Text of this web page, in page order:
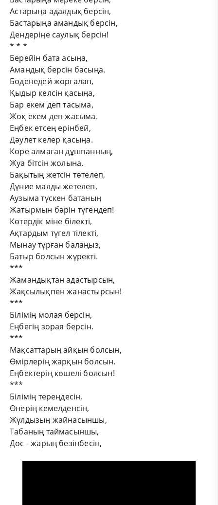
Астарыңа адалдық берсін,
Бастарыңа амандық берсін,
Дендеріңе саулық берсін!
* * *
Берейін бата асыңа,
Амандық берсін басыңа.
Бөденедей жорғалап,
Қыдыр келсін қасыңа,
Бар екем деп тасыма,
Жоқ екем деп жасыма.
Еңбек етсең ерінбей,
Дәулет келер қасыңа.
Көре алмаған дұшпанның,
Жуа бітсін жолына.
Бақытың жетсін төтелеп,
Дүние малды жетелеп,
Аузыма түскен батаның
Жатырмын бәрін түгендеп!
Көтердік міне білекті,
Ақтардым түгел тілекті,
Мынау тұрған балаңыз,
Батыр болсын жүректі.
***
Жамандықтан адастырсын,
Жақсылықпен жанастырсын!
***
Білімің молая берсін,
Еңбегің зорая берсін.
***
Мақсаттарың айқын болсын,
Өмірлерің жарқын болсын.
Еңбектерің көшелі болсын!
***
Білімің тереңдесін,
Өнерің кемелденсін,
Жұлдызың жайнасыншы,
Табаның таймасыншы,
Дос - жарың безінбесін,